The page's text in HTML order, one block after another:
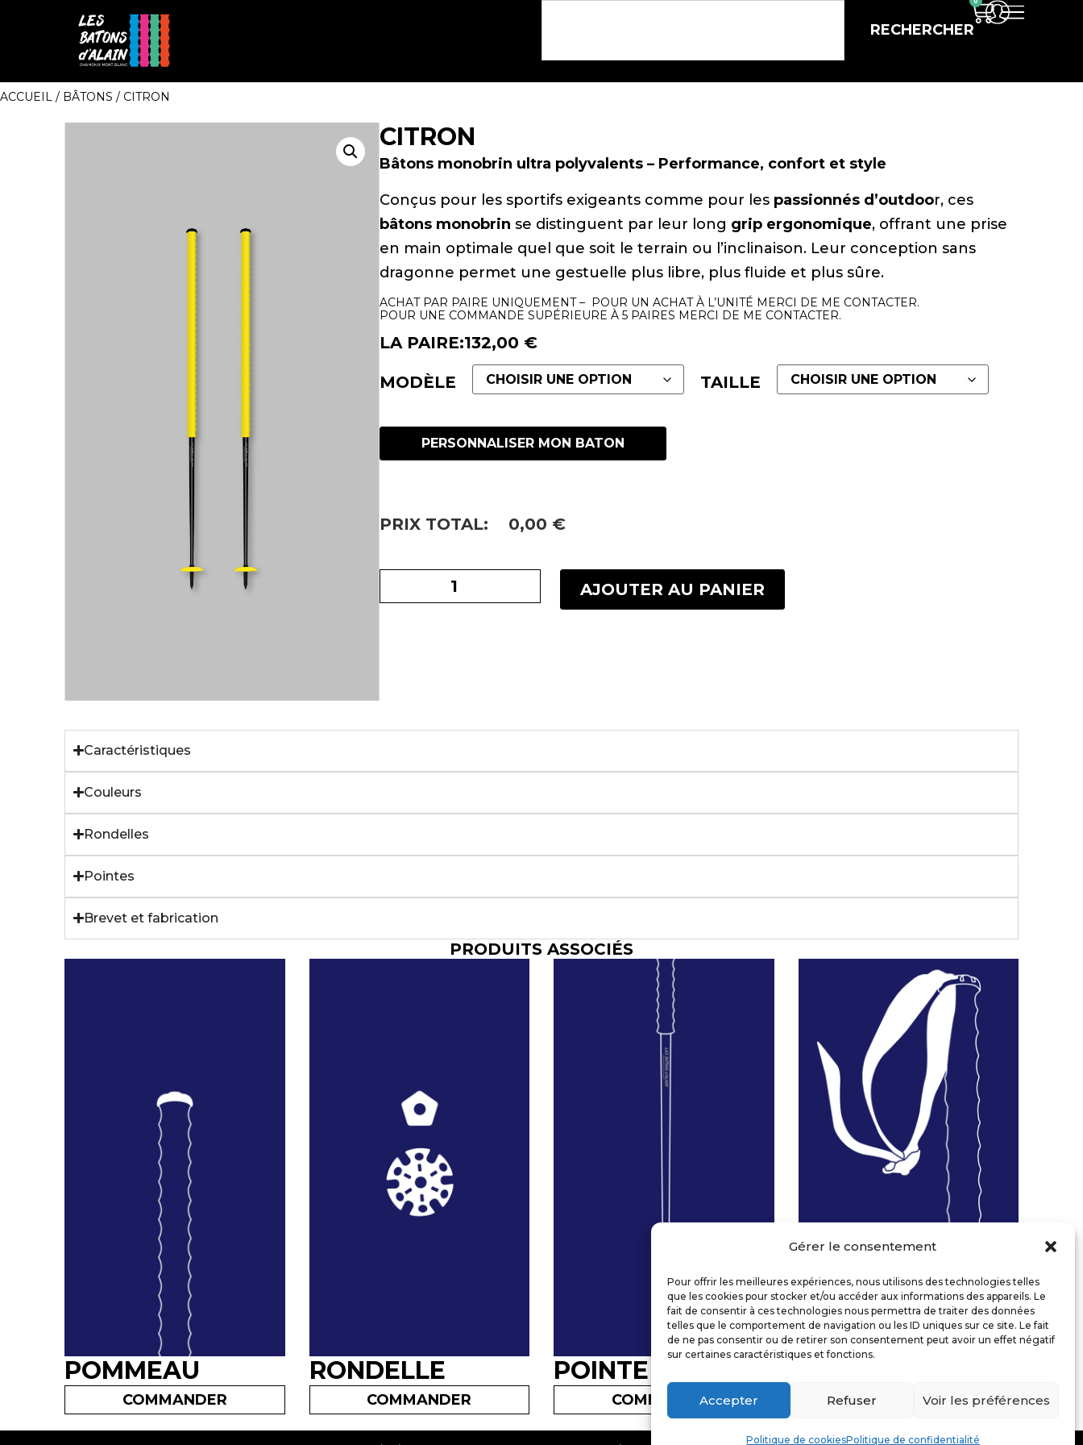
Gérer le consentement
Pour offrir les meilleures expériences, nous utilisons des technologies telles
que les cookies pour stocker et/ou accéder aux informations des appareils. Le
fait de consentir à ces technologies nous permettra de traiter des données
telles que le comportement de navigation ou les ID uniques sur ce site. Le fait
de ne pas consentir ou de retirer son consentement peut avoir un effet négatif
sur certaines caractéristiques et fonctions.
Accepter Refuser Voir les préférences
Politique de cookiesPolitique de confidentialité
RECHERCHER
ACCUEIL / BÂTONS / CITRON
CITRON
Bâtons monobrin ultra polyvalents – Performance, confort et style
Conçus pour les sportifs exigeants comme pour les passionnés d’outdoor, ces
bâtons monobrin se distinguent par leur long grip ergonomique, offrant une prise
en main optimale quel que soit le terrain ou l’inclinaison. Leur conception sans
dragonne permet une gestuelle plus libre, plus fluide et plus sûre.
ACHAT PAR PAIRE UNIQUEMENT – POUR UN ACHAT À L’UNITÉ MERCI DE ME CONTACTER.
POUR UNE COMMANDE SUPÉRIEURE À 5 PAIRES MERCI DE ME CONTACTER.
LA PAIRE:132,00 €
MODÈLE TAILLE
PERSONNALISER MON BATON
PRIX TOTAL: 0,00 €
AJOUTER AU PANIER
Caractéristiques
Couleurs
Rondelles
Pointes
Brevet et fabrication
PRODUITS ASSOCIÉS
POMMEAU
COMMANDER
RONDELLE
COMMANDER
POINTE
COMMANDER COMMANDER
CYBERGRAPH– 2025